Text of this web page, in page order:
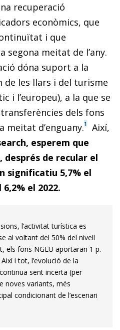
recuperació
econòmics, que
i que
segona meitat de l’any.
dóna suport a la
de les llars i del turisme
i l’europeu), a la que se
dels fons
meitat d’enguany.1
Així,
esperem que
després de recular el
significatiu 5,7% el
6,2% el 2022.
l’activitat turística es
al voltant del 50% del nivell
els fons NGEU aportaran 1 p.
i tot, l’evolució de la
sent incerta (per
noves variants, més
condicionant de l’escenari